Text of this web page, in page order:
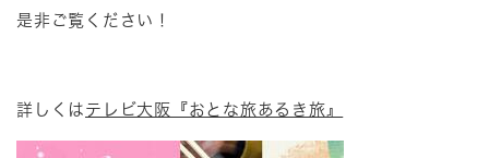
是非ご覧ください！
詳しくは テレビ大阪『おとな旅あるき旅』